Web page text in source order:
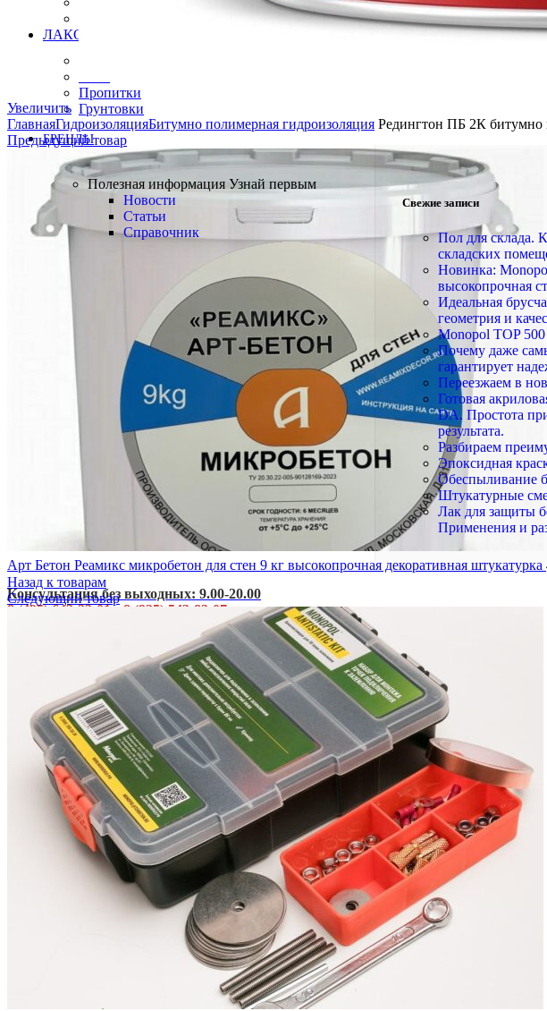
Огнезащита лстк и оцинкованных профилей
ЛАКОКРАСОЧНЫЕ МАТЕРИАЛЫ
Пропитки
Грунтовки
БРЕНДЫ
Полезная информация
Полезная информация Узнай первым
Новости
Статьи
Справочник
Свежие записи
Пол для склада.
складских
Новинка:
высокопрочная
Идеальная
геометрия и
Monopol TOP
Почему даже
гарантирует
Переезжаем в
Готовая
DA. Простота
результата.
Разбираем
Эпоксидная
Обеспыливание
Штукатурные
Лак для защиты
Применения и
Консультация без выходных: 9.00-20.00
8 (495) 642-22-01• 8 (925) 543-83-07
Увеличить
ГлавнаяГидроизоляцияБитумно полимерная гидроизоляция Редингтон ПБ 2К битумно
Предыдущий товар
Арт Бетон Реамикс микробетон для стен 9 кг высокопрочная декоративная штукатурка
Назад к товарам
Следующий товар